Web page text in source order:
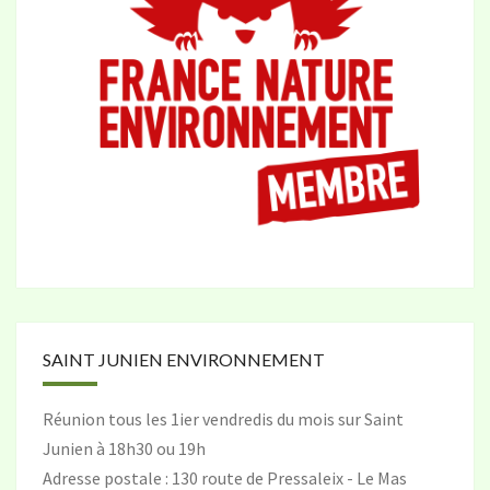
SAINT JUNIEN ENVIRONNEMENT
Réunion tous les 1ier vendredis du mois sur Saint
Junien à 18h30 ou 19h
Adresse postale : 130 route de Pressaleix - Le Mas